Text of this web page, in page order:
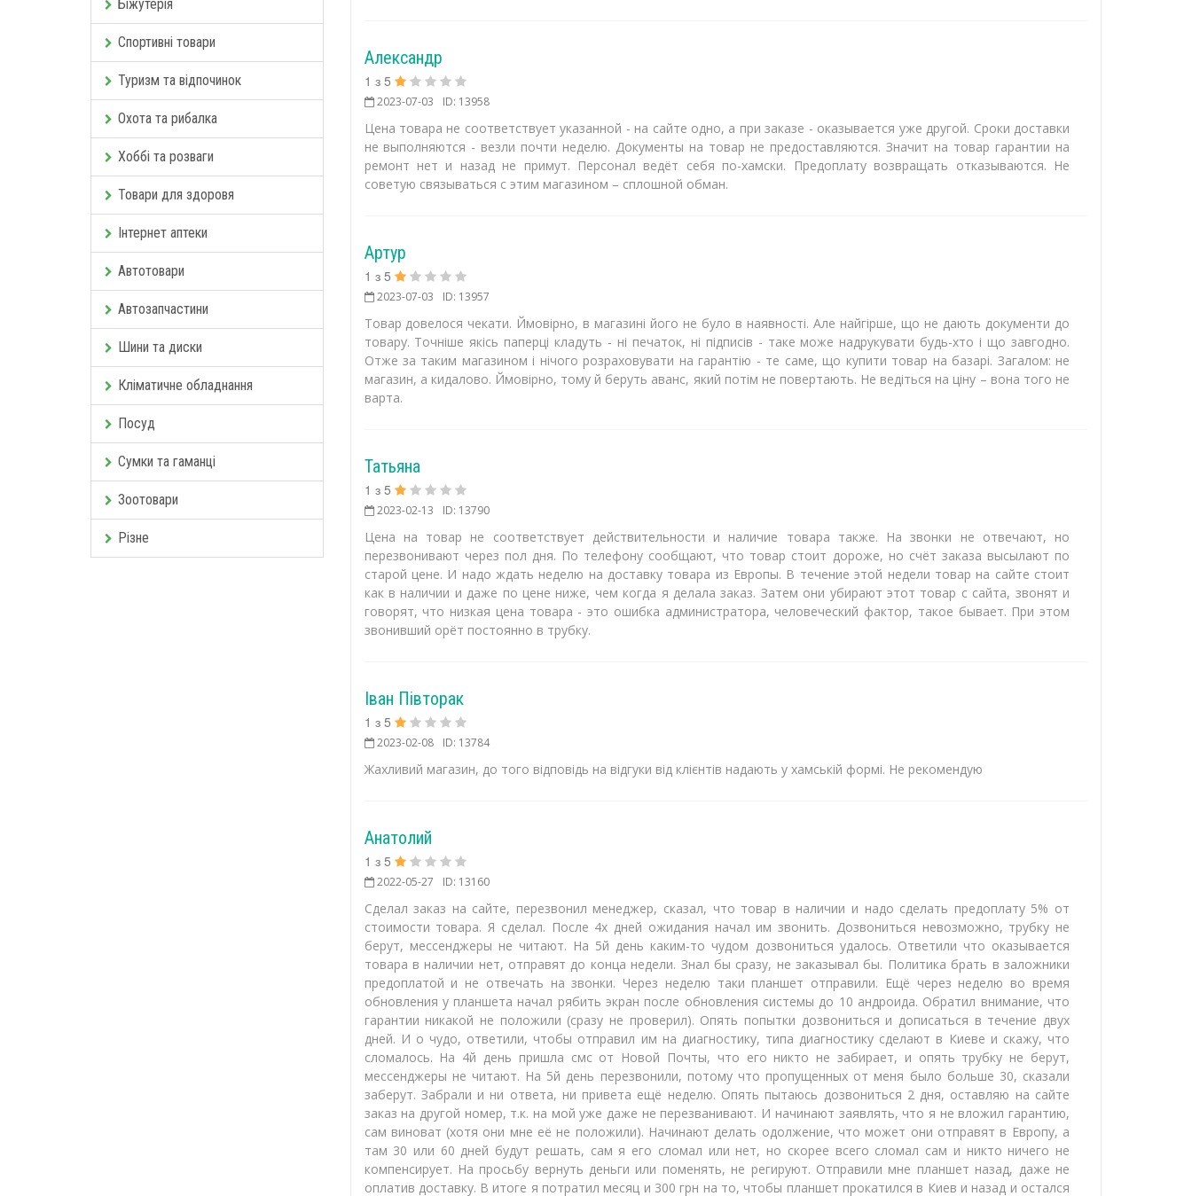
Біжутерія
Спортивні товари
Туризм та відпочинок
Охота та рибалка
Хоббі та розваги
Товари для здоровя
Інтернет аптеки
Автотовари
Автозапчастини
Шини та диски
Кліматичне обладнання
Посуд
Сумки та гаманці
Зоотовари
Різне
Александр
1 з 5
2023-07-03 ID: 13958
Цена товара не соответствует указанной - на сайте одно, а при заказе - оказывается уже другой. Сроки доставки
не выполняются - везли почти неделю. Документы на товар не предоставляются. Значит на товар гарантии на
ремонт нет и назад не примут. Персонал ведёт себя по-хамски. Предоплату возвращать отказываются. Не
советую связываться с этим магазином – сплошной обман.
Артур
1 з 5
2023-07-03 ID: 13957
Товар довелося чекати. Ймовірно, в магазині його не було в наявності. Але найгірше, що не дають документи до
товару. Точніше якісь паперці кладуть - ні печаток, ні підписів - таке може надрукувати будь-хто і що завгодно.
Отже за таким магазином і нічого розраховувати на гарантію - те саме, що купити товар на базарі. Загалом: не
магазин, а кидалово. Ймовірно, тому й беруть аванс, який потім не повертають. Не ведіться на ціну – вона того не
варта.
Татьяна
1 з 5
2023-02-13 ID: 13790
Цена на товар не соответствует действительности и наличие товара также. На звонки не отвечают, но
перезвонивают через пол дня. По телефону сообщают, что товар стоит дороже, но счёт заказа высылают по
старой цене. И надо ждать неделю на доставку товара из Европы. В течение этой недели товар на сайте стоит
как в наличии и даже по цене ниже, чем когда я делала заказ. Затем они убирают этот товар с сайта, звонят и
говорят, что низкая цена товара - это ошибка администратора, человеческий фактор, такое бывает. При этом
звонивший орёт постоянно в трубку.
Іван Півторак
1 з 5
2023-02-08 ID: 13784
Жахливий магазин, до того відповідь на відгуки від клієнтів надають у хамській формі. Не рекомендую
Анатолий
1 з 5
2022-05-27 ID: 13160
Сделал заказ на сайте, перезвонил менеджер, сказал, что товар в наличии и надо сделать предоплату 5% от
стоимости товара. Я сделал. После 4х дней ожидания начал им звонить. Дозвониться невозможно, трубку не
берут, мессенджеры не читают. На 5й день каким-то чудом дозвониться удалось. Ответили что оказывается
товара в наличии нет, отправят до конца недели. Знал бы сразу, не заказывал бы. Политика брать в заложники
предоплатой и не отвечать на звонки. Через неделю таки планшет отправили. Ещё через неделю во время
обновления у планшета начал рябить экран после обновления системы до 10 андроида. Обратил внимание, что
гарантии никакой не положили (сразу не проверил). Опять попытки дозвониться и дописаться в течение двух
дней. И о чудо, ответили, чтобы отправил им на диагностику, типа диагностику сделают в Киеве и скажу, что
сломалось. На 4й день пришла смс от Новой Почты, что его никто не забирает, и опять трубку не берут,
мессенджеры не читают. На 5й день перезвонили, потому что пропущенных от меня было больше 30, сказали
заберут. Забрали и ни ответа, ни привета ещё неделю. Опять пытаюсь дозвониться 2 дня, оставляю на сайте
заказ на другой номер, т.к. на мой уже даже не перезванивают. И начинают заявлять, что я не вложил гарантию,
сам виноват (хотя они мне её не положили). Начинают делать одолжение, что может они отправят в Европу, а
там 30 или 60 дней будут решать, сам я его сломал или нет, но скорее всего сломал сам и никто ничего не
компенсирует. На просьбу вернуть деньги или поменять, не регируют. Отправили мне планшет назад, даже не
оплатив доставку. В итоге я потратил месяц и 300 грн на то, чтобы планшет прокатился в Киев и назад и остался